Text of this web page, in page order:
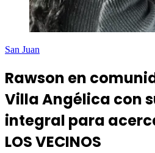
San Juan
Rawson en
Villa Angélica con
integral para
LOS VECINOS